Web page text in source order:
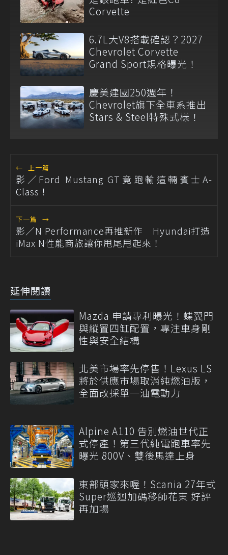
Corvette
6.7L大V8搭載確認？2027
Chevrolet Corvette
Grand Sport規格曝光！
慶美建國250週年！
Chevrolet旗下全車系推出
Stars & Steel特殊式樣！
← 上一篇
影／Ford Mustang GT竟跑輸這輛賓士A-
Class！
下一篇 →
影／N Performance再推新作 Hyundai打造
iMax N性能商旅讓你甩尾甩起來！
延伸閱讀
Mazda 申請專利曝光！蝶翼門
與縱置四缸配置，專注車身剛
性與安全結構
北美市場率先停售！Lexus LS
將於供應市場取消純燃油版，
全面改採單一油電動力
Alpine A110 告別燃油世代正
式停產！第三代純電跑車率先
曝光 800V、雙後馬達上身
東部頭家來喔！Scania 27年式
Super巡迴加碼移師花東 好評
再加場